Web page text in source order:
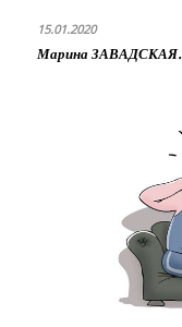
15.01.2020
Марина ЗАВАДСКАЯ.